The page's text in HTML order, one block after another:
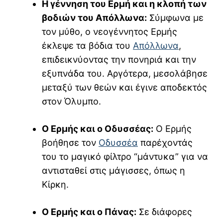
Η γέννηση του Ερμή και η κλοπή των
βοδιών του Απόλλωνα: Σύμφωνα με
τον μύθο, ο νεογέννητος Ερμής
έκλεψε τα βόδια του Απόλλωνα,
επιδεικνύοντας την πονηριά και την
εξυπνάδα του. Αργότερα, μεσολάβησε
μεταξύ των θεών και έγινε αποδεκτός
στον Όλυμπο.
Ο Ερμής και ο Οδυσσέας: Ο Ερμής
βοήθησε τον Οδυσσέα παρέχοντάς
του το μαγικό φίλτρο “μάντυκα” για να
αντισταθεί στις μάγισσες, όπως η
Κίρκη.
Ο Ερμής και ο Πάνας: Σε διάφορες